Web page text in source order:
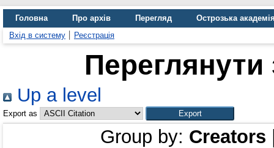
Головна Про архів Перегляд
Острозька
Вхід в систему
Реєстрація
Up a level
Export as
Group by: Creators